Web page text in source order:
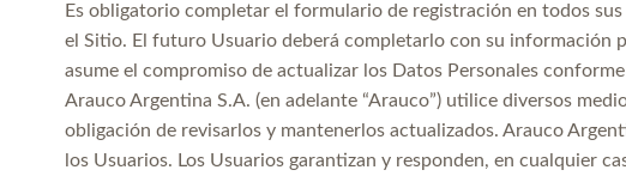
Es obligatorio completar el formulario de registración en todos
el Sitio. El futuro Usuario deberá completarlo con su información
asume el compromiso de actualizar los Datos Personales
Arauco Argentina S.A. (en adelante “Arauco”) utilice diversos
obligación de revisarlos y mantenerlos actualizados. Arauco
los Usuarios. Los Usuarios garantizan y responden, en cualquier